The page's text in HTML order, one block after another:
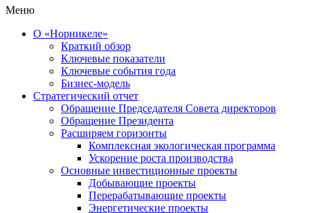
Меню
О «Норникеле»
Краткий обзор
Ключевые показатели
Ключевые события года
Бизнес-модель
Стратегический отчет
Обращение Председателя Совета директоров
Обращение Президента
Расширяем горизонты
Комплексная экологическая программа
Ускорение роста производства
Основные инвестиционные проекты
Добывающие проекты
Перерабатывающие проекты
Энергетические проекты